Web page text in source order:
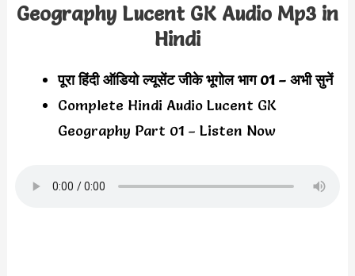
Geography Lucent GK Audio Mp3 in
Hindi
पूरा हिंदी ऑडियो ल्यूसेंट जीके भूगोल भाग 01 – अभी सुनें
Complete Hindi Audio Lucent GK
Geography Part 01 – Listen Now